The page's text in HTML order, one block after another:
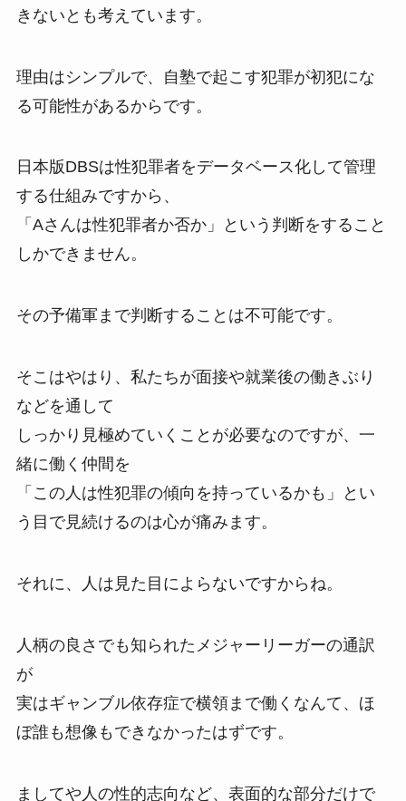
きないとも考えています。
理由はシンプルで、自塾で起こす犯罪が初犯にな
る可能性があるからです。
日本版DBSは性犯罪者をデータベース化して管理
する仕組みですから、
「Aさんは性犯罪者か否か」という判断をすること
しかできません。
その予備軍まで判断することは不可能です。
そこはやはり、私たちが面接や就業後の働きぶり
などを通して
しっかり見極めていくことが必要なのですが、一
緒に働く仲間を
「この人は性犯罪の傾向を持っているかも」とい
う目で見続けるのは心が痛みます。
それに、人は見た目によらないですからね。
人柄の良さでも知られたメジャーリーガーの通訳
が
実はギャンブル依存症で横領まで働くなんて、ほ
ぼ誰も想像もできなかったはずです。
ましてや人の性的志向など、表面的な部分だけで